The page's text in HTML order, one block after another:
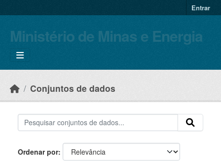
Entrar
Ministério de Minas e Energia
Conjuntos de dados
Ordenar por